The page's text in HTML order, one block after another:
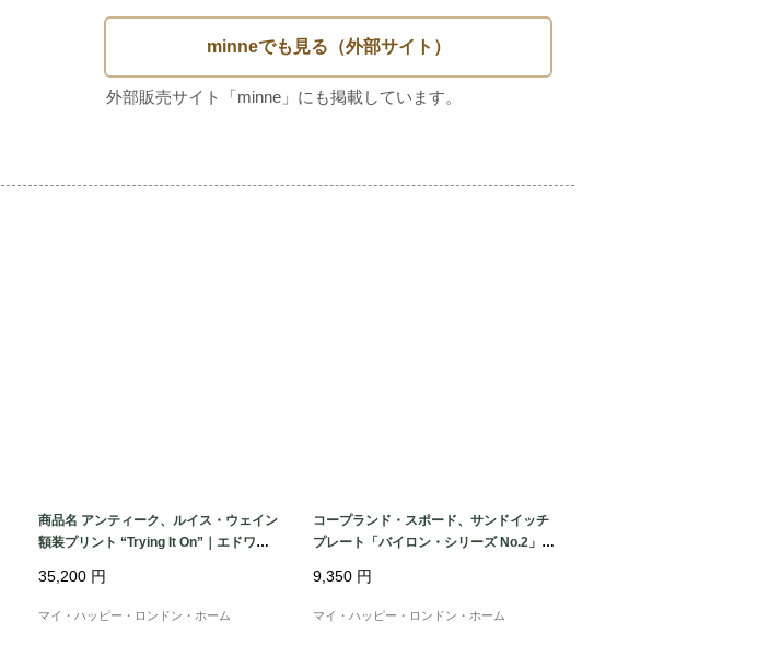
アンティーク、スタッフォードシャーキャットのペア
市場にほとんど出回らない希少な型
状態
どちらのキャットにも耳に欠けが見られますが、彩色は良好
商品名 アンティーク、ルイス・ウェイン
額装プリント “Trying It On”｜エドワー
35,200 円
マイ・ハッピー・ロンドン・ホーム
コープランド・スポード、サンドイッチ
プレート「バイロン・シリーズ No.2」｜
9,350 円
マイ・ハッピー・ロンドン・ホーム